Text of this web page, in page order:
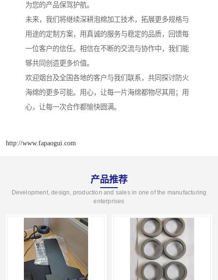
为您的产品保驾护航。
未来，我们将继续深耕泡棉加工技术，拓展更多规格与
用途的定制方案，用真诚的服务与稳定的品质，回馈每
一位客户的信任。相信在不断的交流与协作中，我们能
够共同创造更多价值。
欢迎烟台及全国各地的客户与我们联系，共同探讨防火
海绵的更多可能。用心，让每一片海绵都物尽其用；用
心，让每一次合作都愉快圆满。
http://www.fapaogui.com
产品推荐
Development, design, production and sales in one of the manufacturing
enterprises